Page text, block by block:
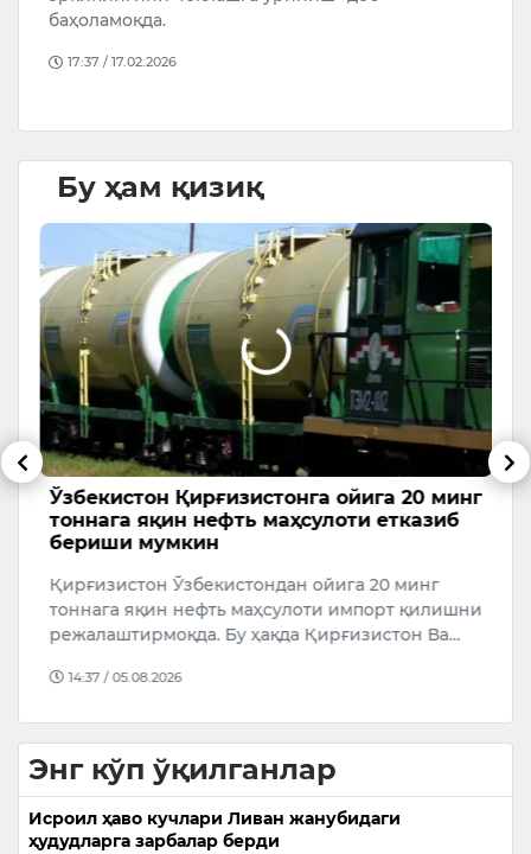
баҳоламоқда.
17:37 / 17.02.2026
Бу ҳам қизиқ
Ўзбекистон Қирғизистонга ойига 20 минг
тоннага яқин нефть маҳсулоти етказиб
бериши мумкин
Қирғизистон Ўзбекистондан ойига 20 минг
тоннага яқин нефть маҳсулоти импорт қилишни
режалаштирмоқда. Бу ҳақда Қирғизистон Ва…
14:37 / 05.08.2026
Энг кўп ўқилганлар
Исроил ҳаво кучлари Ливан жанубидаги
ҳудудларга зарбалар берди